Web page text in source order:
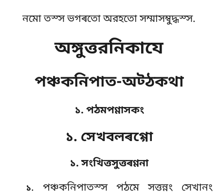
নমো তস্স ভগৰতো অরহতো সম্মাসম্বুদ্ধস্স.
অঙ্গুত্তরনিকাযে
পঞ্চকনিপাত-অট্ঠকথা
১. পঠমপণ্ণাসকং
১. সেখবলৰগ্গো
১. সংখিত্তসুত্তৰণ্ণনা
১. পঞ্চকনিপাতস্স পঠমে সত্তন্নং সেখানং